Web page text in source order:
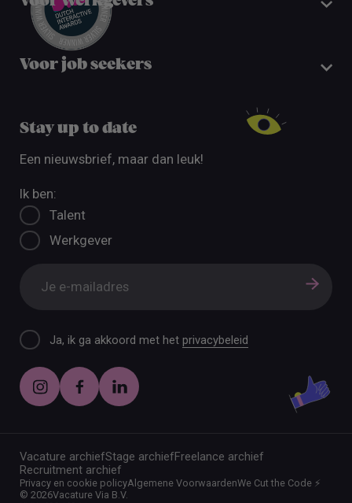
Voor job seekers
Stay up to date
Een nieuwsbrief, maar dan leuk!
Ik ben:
Talent
Werkgever
Ja, ik ga akkoord met hetprivacybeleid
Vacature archiefStage archiefFreelance archief
Recruitment archief
©2026Vacature Via B.V.
Privacy en cookie policyAlgemene VoorwaardenWe Cut the Code ⚡️